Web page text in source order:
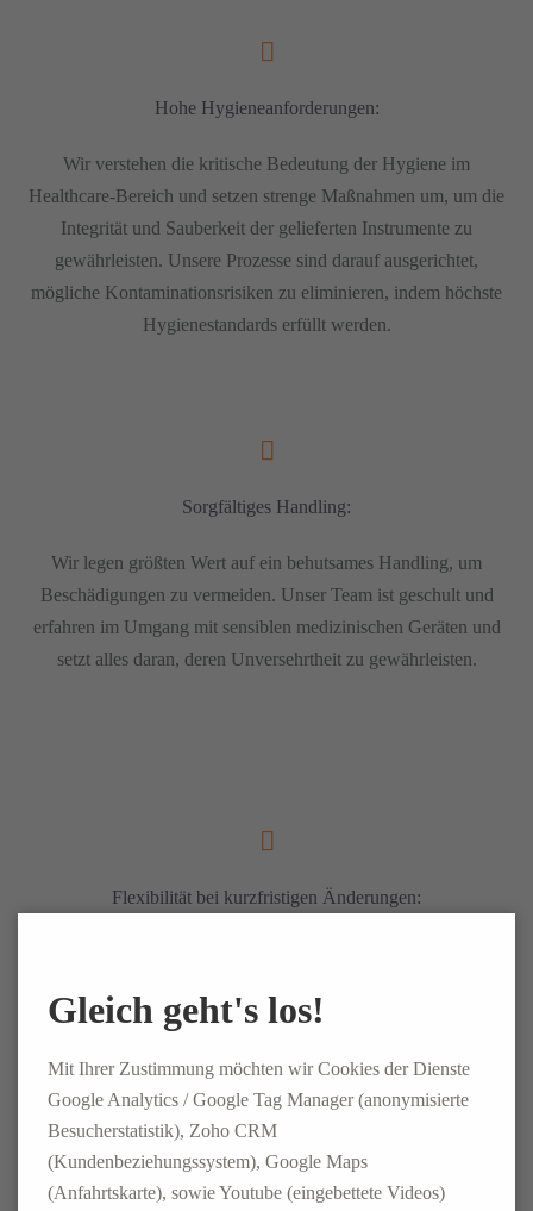
Hohe Hygieneanforderungen:
Wir verstehen die kritische Bedeutung der Hygiene im
Healthcare-Bereich und setzen strenge Maßnahmen um, um die
Integrität und Sauberkeit der gelieferten Instrumente zu
gewährleisten. Unsere Prozesse sind darauf ausgerichtet,
mögliche Kontaminationsrisiken zu eliminieren, indem höchste
Hygienestandards erfüllt werden.
Sorgfältiges Handling:
Wir legen größten Wert auf ein behutsames Handling, um
Beschädigungen zu vermeiden. Unser Team ist geschult und
erfahren im Umgang mit sensiblen medizinischen Geräten und
setzt alles daran, deren Unversehrtheit zu gewährleisten.
Flexibilität bei kurzfristigen Änderungen:
Unternehmen ist darauf vorbereitet, mit einem strengen Zeitplan
Wir arbeiten eng mit Ihnen zusammen, um auch kurzfristige
Änderungen nahtlos zu integrieren und die Versorgung
Gleich geht's los!
Mit Ihrer Zustimmung möchten wir Cookies der Dienste
Google Analytics / Google Tag Manager (anonymisierte
Besucherstatistik), Zoho CRM
(Kundenbeziehungssystem), Google Maps
(Anfahrtskarte), sowie Youtube (eingebettete Videos)